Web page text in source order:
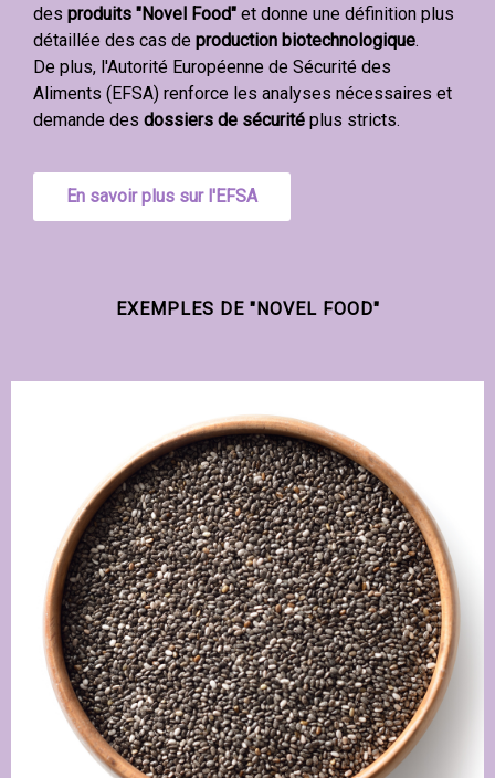
des produits "Novel Food" et donne une définition plus
détaillée des cas de production biotechnologique.
De plus, l'Autorité Européenne de Sécurité des
Aliments (EFSA) renforce les analyses nécessaires et
demande des dossiers de sécurité plus stricts.
En savoir plus sur l'EFSA
EXEMPLES DE "NOVEL FOOD"